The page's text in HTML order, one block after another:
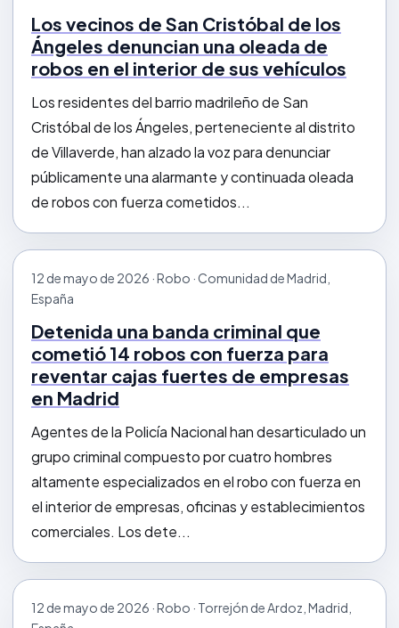
Los vecinos de San Cristóbal de los
Ángeles denuncian una oleada de
robos en el interior de sus vehículos
Los residentes del barrio madrileño de San
Cristóbal de los Ángeles, perteneciente al distrito
de Villaverde, han alzado la voz para denunciar
públicamente una alarmante y continuada oleada
de robos con fuerza cometidos...
12 de mayo de 2026 · Robo · Comunidad de Madrid,
España
Detenida una banda criminal que
cometió 14 robos con fuerza para
reventar cajas fuertes de empresas
en Madrid
Agentes de la Policía Nacional han desarticulado un
grupo criminal compuesto por cuatro hombres
altamente especializados en el robo con fuerza en
el interior de empresas, oficinas y establecimientos
comerciales. Los dete...
12 de mayo de 2026 · Robo · Torrejón de Ardoz, Madrid,